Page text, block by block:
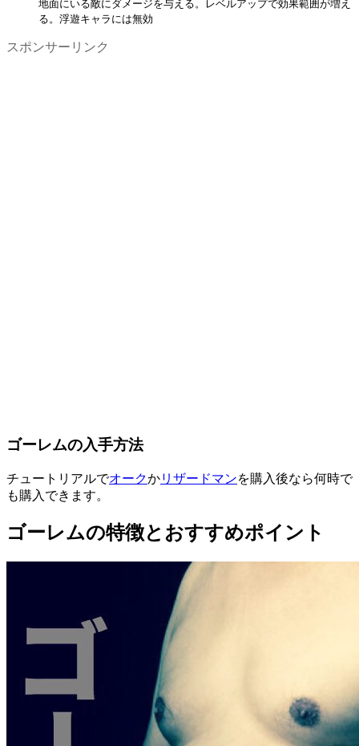
地面にいる敵にダメージを与える。レベルアップで効果範囲が増え
る。浮遊キャラには無効
スポンサーリンク
ゴーレムの入手方法
チュートリアルでオークかリザードマンを購入後なら何時で
も購入できます。
ゴーレムの特徴とおすすめポイント